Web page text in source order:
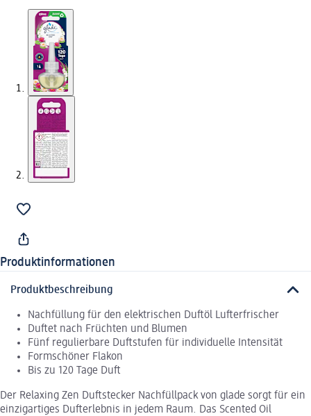
Produktinformationen
Produktbeschreibung
Nachfüllung für den elektrischen Duftöl Lufterfrischer
Duftet nach Früchten und Blumen
Fünf regulierbare Duftstufen für individuelle Intensität
Formschöner Flakon
Bis zu 120 Tage Duft
Der Relaxing Zen Duftstecker Nachfüllpack von glade sorgt für ein
einzigartiges Dufterlebnis in jedem Raum. Das Scented Oil